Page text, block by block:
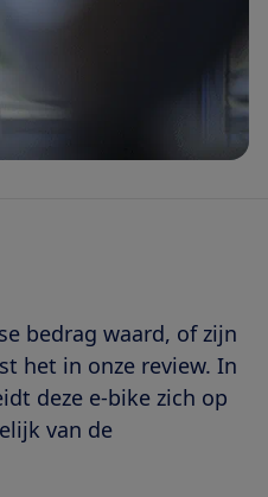
bedrag waard, of zijn
het in onze review. In
deze e-bike zich op
van de